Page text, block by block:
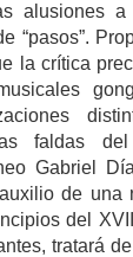
alusiones a
“pasos”.
la crítica
faldas
Gabriel
de una
del
tratará